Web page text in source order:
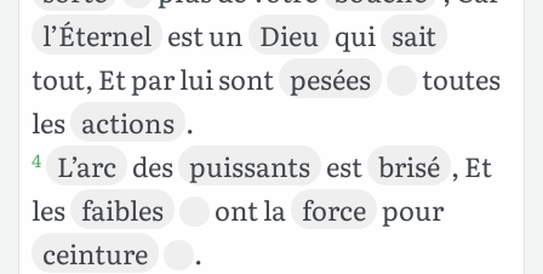
l’Éternel est un Dieu qui sait
tout, Et par lui sont pesées
toutes
les actions .
4 L’arc des puissants est brisé , Et
les faibles ont la force pour
ceinture
.